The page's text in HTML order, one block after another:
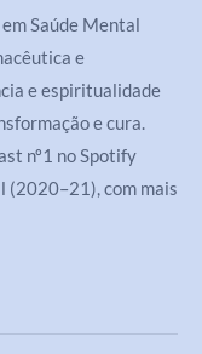
Saúde Mental
e
e espiritualidade
e cura.
nº1 no Spotify
(2020–21), com mais